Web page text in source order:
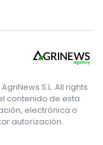
S.L. All rights
contenido de esta
electrónica o
autorización.